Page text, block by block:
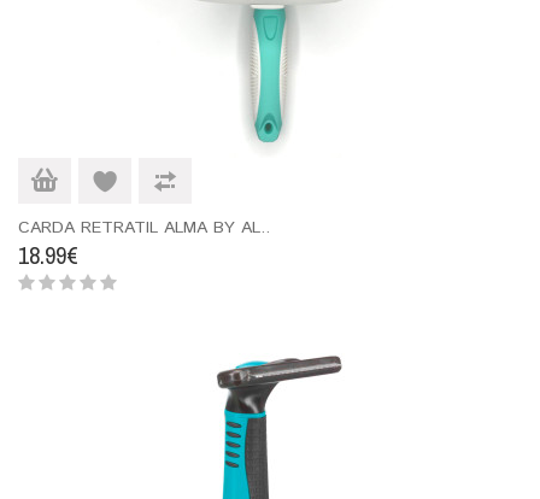
CARDA RETRATIL ALMA BY AL..
18.99€